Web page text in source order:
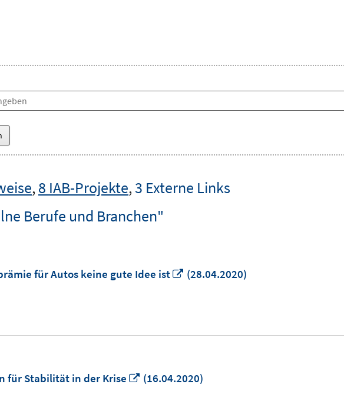
,8 IAB-Projekte,3 Externe Links
Berufe und Branchen"
für Autos keine gute Idee ist
In
(28.04.2020)
für Stabilität in der Krise
In
(16.04.2020)